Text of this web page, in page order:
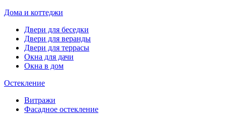
Дома и коттеджи
Двери для беседки
Двери для веранды
Двери для террасы
Окна для дачи
Окна в дом
Остекление
Витражи
Фасадное остекление